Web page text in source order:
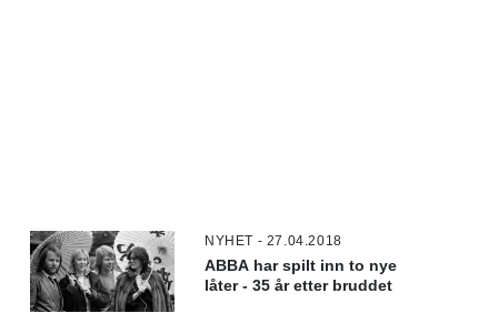
NYHET - 27.04.2018
ABBA har spilt inn to nye
låter - 35 år etter bruddet